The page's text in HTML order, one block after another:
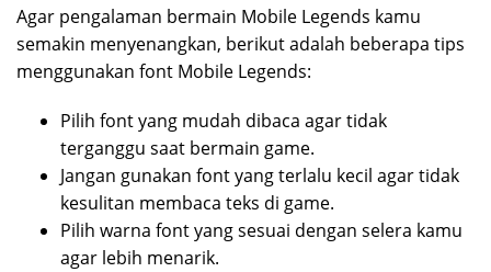
Agar pengalaman bermain Mobile Legends kamu
semakin menyenangkan, berikut adalah beberapa tips
menggunakan font Mobile Legends:
Pilih font yang mudah dibaca agar tidak
terganggu saat bermain game.
Jangan gunakan font yang terlalu kecil agar tidak
kesulitan membaca teks di game.
Pilih warna font yang sesuai dengan selera kamu
agar lebih menarik.